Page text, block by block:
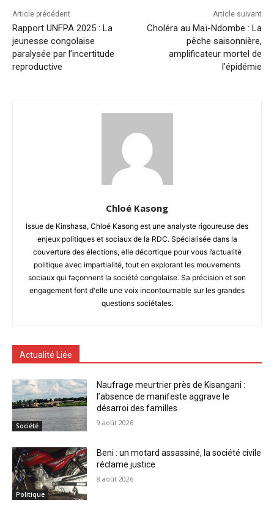
Article précédent
Rapport UNFPA 2025 : La
jeunesse congolaise
paralysée par l’incertitude
reproductive
Article suivant
Choléra au Maï-Ndombe : La
pêche saisonnière,
amplificateur mortel de
l’épidémie
Chloé Kasong
Issue de Kinshasa, Chloé Kasong est une analyste rigoureuse des
enjeux politiques et sociaux de la RDC. Spécialisée dans la
couverture des élections, elle décortique pour vous l’actualité
politique avec impartialité, tout en explorant les mouvements
sociaux qui façonnent la société congolaise. Sa précision et son
engagement font d'elle une voix incontournable sur les grandes
questions sociétales.
Actualité Liée
Société
Naufrage meurtrier près de Kisangani :
l’absence de manifeste aggrave le
désarroi des familles
9 août 2026
Politique
Beni : un motard assassiné, la société civile
réclame justice
8 août 2026